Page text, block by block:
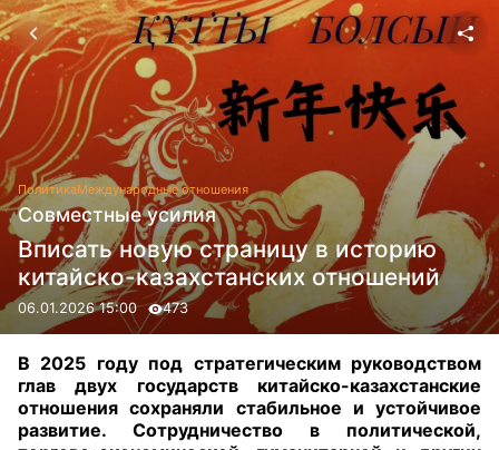
ПолитикаМеждународные отношения
Совместные усилия
Вписать новую страницу в историю
китайско-казахстанских отношений
06.01.2026 15:00 473
В 2025 году под стратегическим руководством
глав двух государств китайско-казахстанские
отношения сохраняли стабильное и устойчивое
развитие. Сотрудничество в политической,